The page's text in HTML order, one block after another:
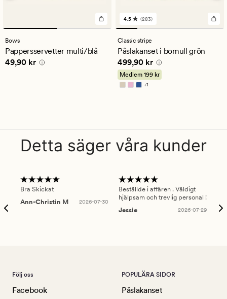
Bows
Pappersservetter multi/blå
Pris 49,90 kr
49,90 kr
283
omdömen
med
ett
genomsnittligt
betyg
på
4.5
4.5 (283)
Classic stripe
Påslakanset i bomull grön
Pris 499,90 kr
499,90 kr
Medlem 199 kr
+1
Finns i fler färger
Detta säger våra kunder
Bra Skickat
Ann-Christin M
2026-07-30
Beställde i affären . Väldigt
hjälpsam och trevlig personal !
Jessie
2026-07-29
Följ oss
Facebook
POPULÄRA SIDOR
Påslakanset